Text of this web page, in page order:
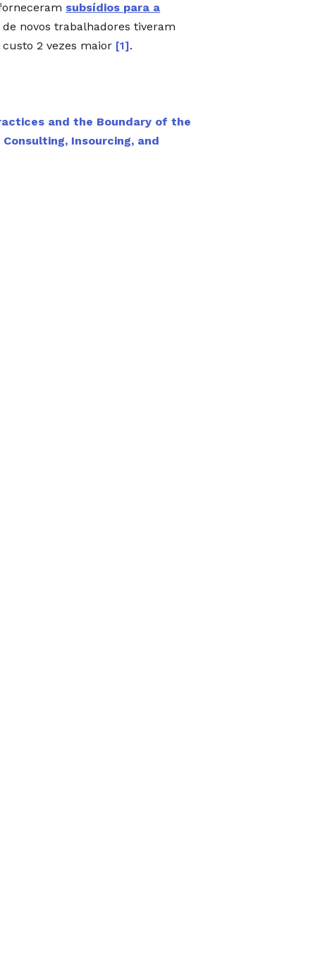
subsídios para a
novos trabalhadores tiveram
2 vezes maior [1].
and the Boundary of the
Insourcing, and